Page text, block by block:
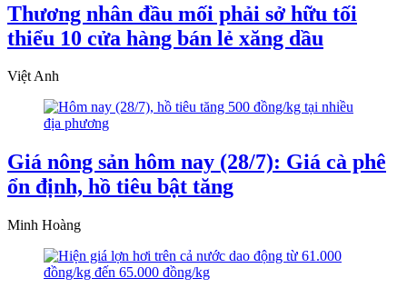
Thương nhân đầu mối phải sở hữu tối
thiểu 10 cửa hàng bán lẻ xăng dầu
Việt Anh
Giá nông sản hôm nay (28/7): Giá cà phê
ổn định, hồ tiêu bật tăng
Minh Hoàng